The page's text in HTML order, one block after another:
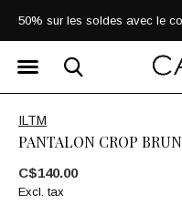
ILTM
PANTALON CROP BRUN
C$140.00
Excl. tax